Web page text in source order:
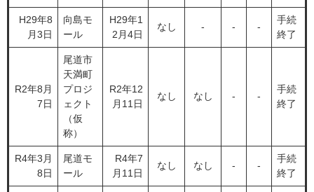
H29年8
月3日
向島モ
ール
H29年1
2月4日
なし ‐ ‐ ‐
手続
終了
R2年8月
7日
尾道市
天満町
プロジ
ェクト
（仮
称）
R2年12
月11日
なし なし - -
手続
終了
R4年3月
8日
尾道モ
ール
R4年7
月11日
なし なし - -
手続
終了